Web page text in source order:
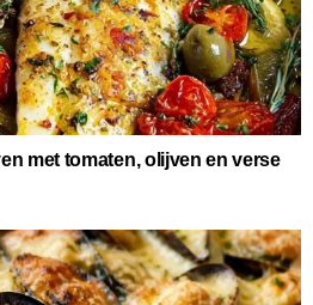
met tomaten, olijven en verse